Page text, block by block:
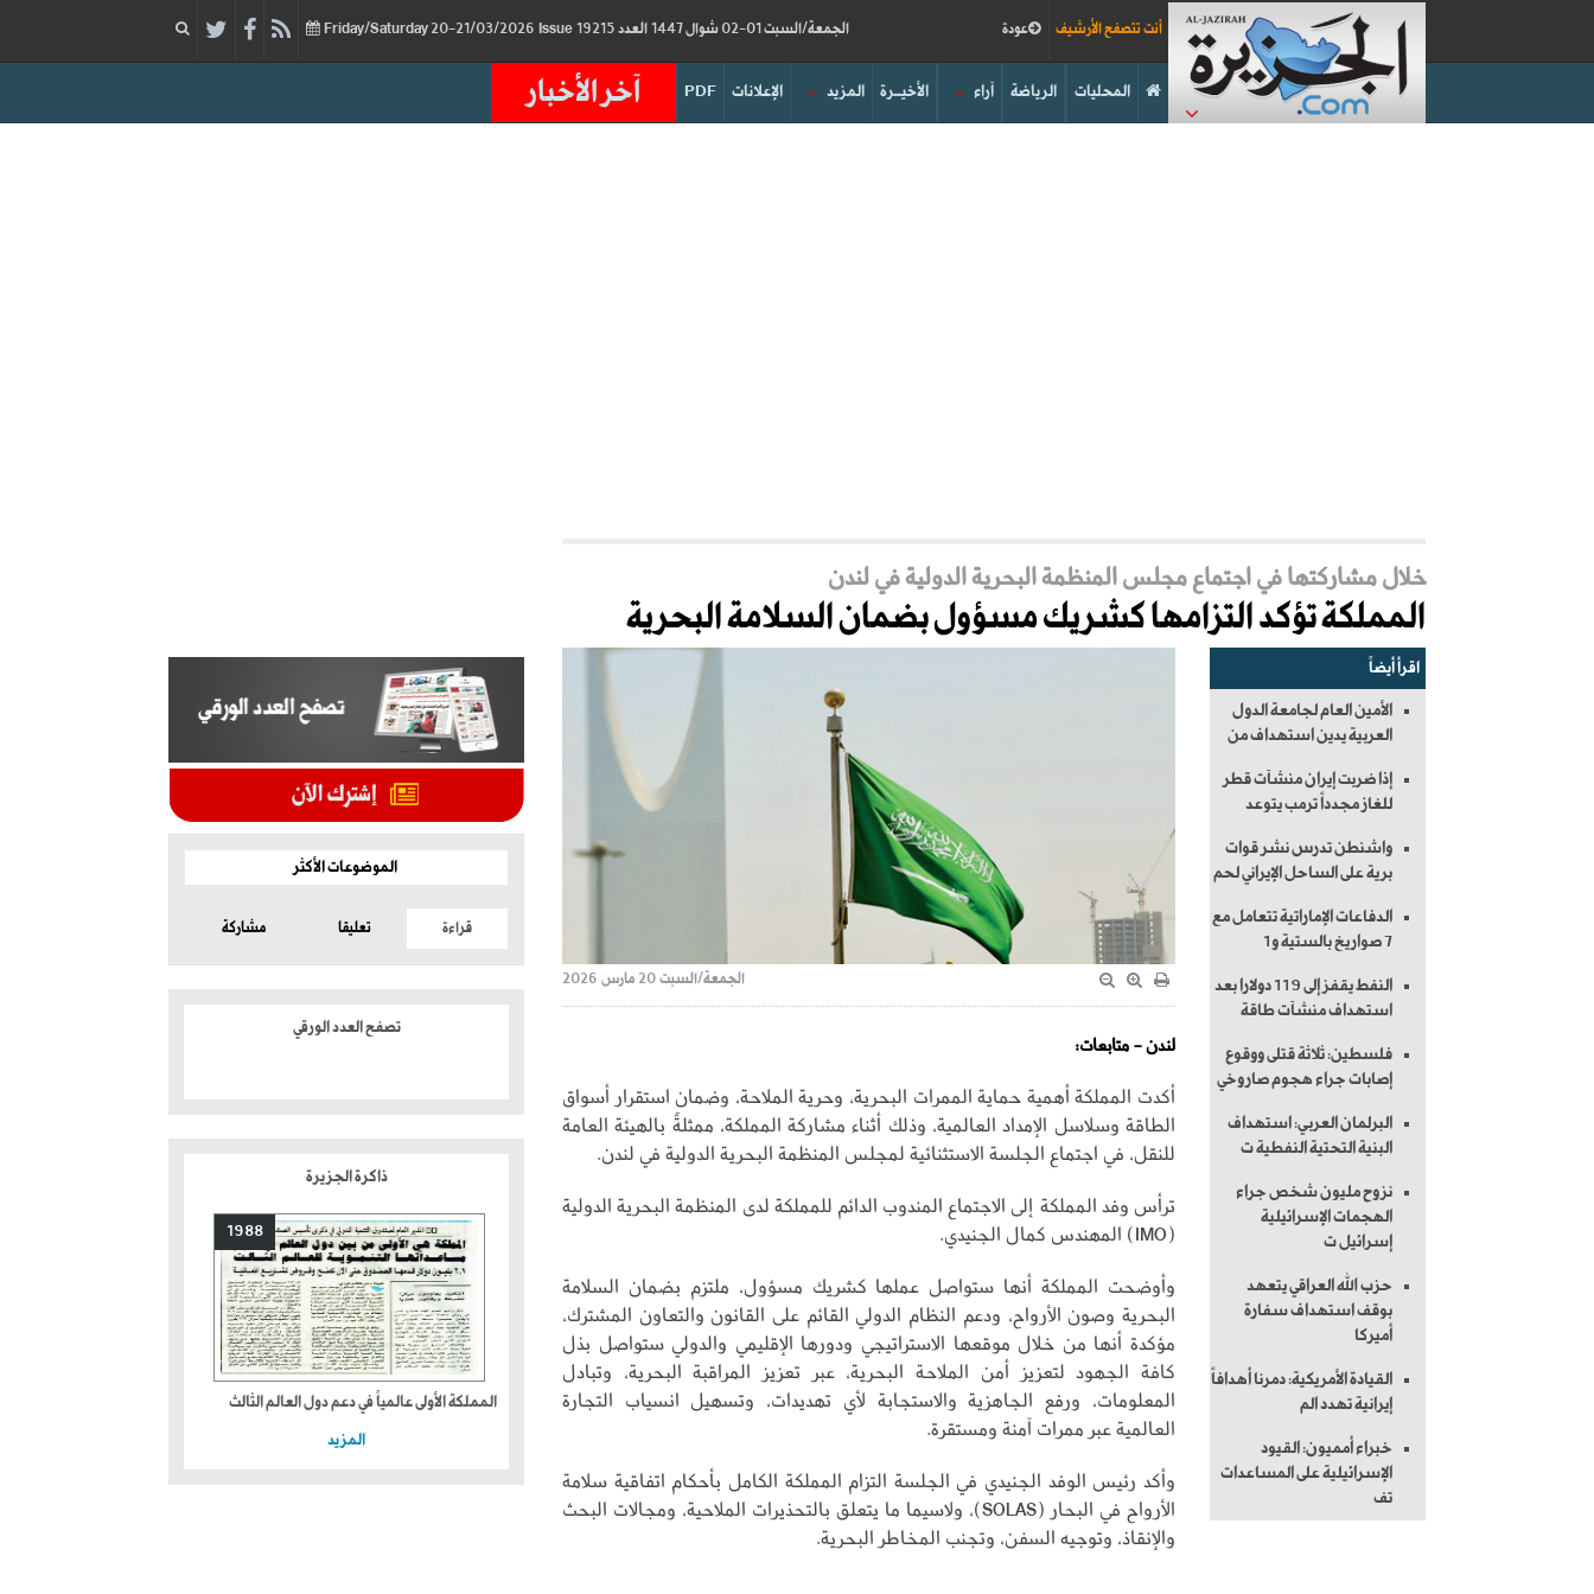
الجمعة/السبت 01-02 شوال 1447 العدد 19215 Issue عودة أنت تتصفح الأرشيف
آخر الأخبار PDF الإعلانات المزيد الأخيــرة آراء الرياضة المحليات
خلال مشاركتها في اجتماع مجلس المنظمة البحرية الدولية في لندن
المملكة تؤكد التزامها كشريك مسؤول بضمان السلامة البحرية
اقرأ أيضاً
الأمين العام لجامعة الدول
العربية يدين استهداف من
إذا ضربت إيران منشآت قطر
للغاز مجدداً ترمب يتوعد
واشنطن تدرس نشر قوات
برية على الساحل الإيراني لحم
الدفاعات الإماراتية تتعامل مع
7 صواريخ بالستية و1
النفط يقفز إلى 119 دولارا بعد
استهداف منشآت طاقة
فلسطين: ثلاثة قتلى ووقوع
إصابات جراء هجوم صاروخي
البرلمان العربي: استهداف
البنية التحتية النفطية ت
نزوح مليون شخص جراء
الهجمات الإسرائيلية
إسرائيل ت
حزب الله العراقي يتعهد
بوقف استهداف سفارة
أميركا
القيادة الأمريكية: دمرنا أهدافاً
إيرانية تهدد الم
خبراء أمميون: القيود
الإسرائيلية على المساعدات
تف
الجمعة/السبت 20 مارس 2026
لندن - متابعات:
أكدت المملكة أهمية حماية الممرات البحرية، وحرية الملاحة، وضمان استقرار أسواق
الطاقة وسلاسل الإمداد العالمية، وذلك أثناء مشاركة المملكة، ممثلةً بالهيئة العامة
للنقل، في اجتماع الجلسة الاستثنائية لمجلس المنظمة البحرية الدولية في لندن.
ترأس وفد المملكة إلى الاجتماع المندوب الدائم للمملكة لدى المنظمة البحرية الدولية
(IMO) المهندس كمال الجنيدي.
وأوضحت المملكة أنها ستواصل عملها كشريك مسؤول، ملتزم بضمان السلامة
البحرية وصون الأرواح، ودعم النظام الدولي القائم على القانون والتعاون المشترك،
مؤكدة أنها من خلال موقعها الاستراتيجي ودورها الإقليمي والدولي ستواصل بذل
كافة الجهود لتعزيز أمن الملاحة البحرية، عبر تعزيز المراقبة البحرية، وتبادل
المعلومات، ورفع الجاهزية والاستجابة لأي تهديدات، وتسهيل انسياب التجارة
العالمية عبر ممرات آمنة ومستقرة.
وأكد رئيس الوفد الجنيدي في الجلسة التزام المملكة الكامل بأحكام اتفاقية سلامة
الأرواح في البحار (SOLAS)، ولاسيما ما يتعلق بالتحذيرات الملاحية، ومجالات البحث
والإنقاذ، وتوجيه السفن، وتجنب المخاطر البحرية.
الموضوعات الأكثر
قراءة تعليقا مشاركة
تصفح العدد الورقي
ذاكرة الجزيرة
1988
المملكة الأولى عالمياً في دعم دول العالم الثالث
المزيد